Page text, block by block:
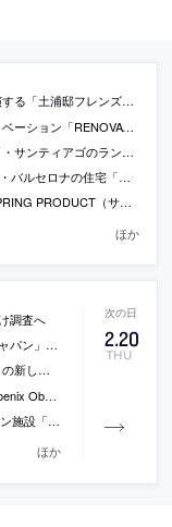
ズ設立記念講演会2014」が開催
RENOVATION M」の写真
ンドマーク設計コンペの勝利案
住宅「House 1101」の写真
ロダクト）」が渋谷ヒカリエ８階で開催
ほか
2.20
THU
調査へ
い写真
い写真
建設が決定
」の画像
ほか